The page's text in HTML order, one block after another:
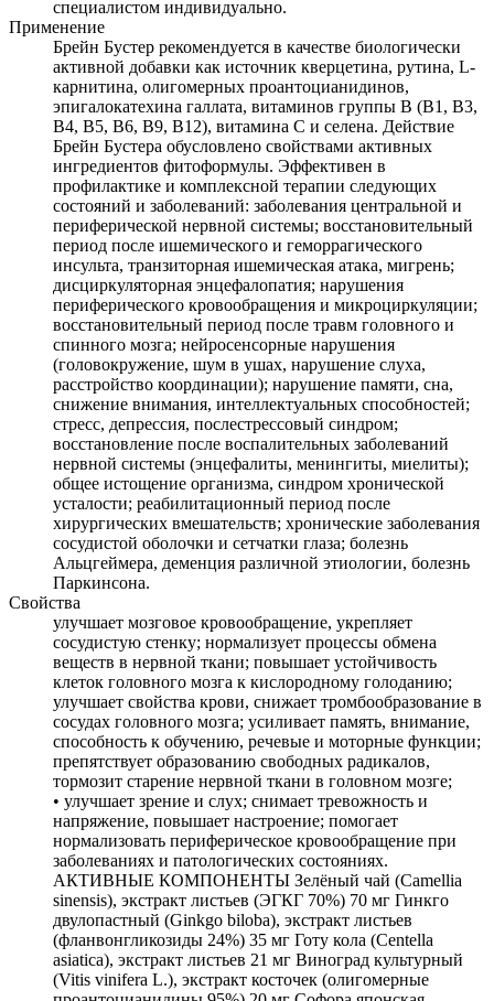
специалистом индивидуально.
Применение
Брейн Бустер рекомендуется в качестве биологически
активной добавки как источник кверцетина, рутина, L-
карнитина, олигомерных проантоцианидинов,
эпигалокатехина галлата, витаминов группы В (В1, В3,
В4, В5, В6, В9, В12), витамина С и селена. Действие
Брейн Бустера обусловлено свойствами активных
ингредиентов фитоформулы. Эффективен в
профилактике и комплексной терапии следующих
состояний и заболеваний: заболевания центральной и
периферической нервной системы; восстановительный
период после ишемического и геморрагического
инсульта, транзиторная ишемическая атака, мигрень;
дисциркуляторная энцефалопатия; нарушения
периферического кровообращения и микроциркуляции;
восстановительный период после травм головного и
спинного мозга; нейросенсорные нарушения
(головокружение, шум в ушах, нарушение слуха,
расстройство координации); нарушение памяти, сна,
снижение внимания, интеллектуальных способностей;
стресс, депрессия, послестрессовый синдром;
восстановление после воспалительных заболеваний
нервной системы (энцефалиты, менингиты, миелиты);
общее истощение организма, синдром хронической
усталости; реабилитационный период после
хирургических вмешательств; хронические заболевания
сосудистой оболочки и сетчатки глаза; болезнь
Альцгеймера, деменция различной этиологии, болезнь
Паркинсона.
Свойства
улучшает мозговое кровообращение, укрепляет
сосудистую стенку; нормализует процессы обмена
веществ в нервной ткани; повышает устойчивость
клеток головного мозга к кислородному голоданию;
улучшает свойства крови, снижает тромбообразование в
сосудах головного мозга; усиливает память, внимание,
способность к обучению, речевые и моторные функции;
препятствует образованию свободных радикалов,
тормозит старение нервной ткани в головном мозге;
• улучшает зрение и слух; снимает тревожность и
напряжение, повышает настроение; помогает
нормализовать периферическое кровообращение при
заболеваниях и патологических состояниях.
АКТИВНЫЕ КОМПОНЕНТЫ Зелёный чай (Camellia
sinensis), экстракт листьев (ЭГКГ 70%) 70 мг Гинкго
двулопастный (Ginkgo biloba), экстракт листьев
(фланвонгликозиды 24%) 35 мг Готу кола (Centella
asiatica), экстракт листьев 21 мг Виноград культурный
(Vitis vinifera L.), экстракт косточек (олигомерные